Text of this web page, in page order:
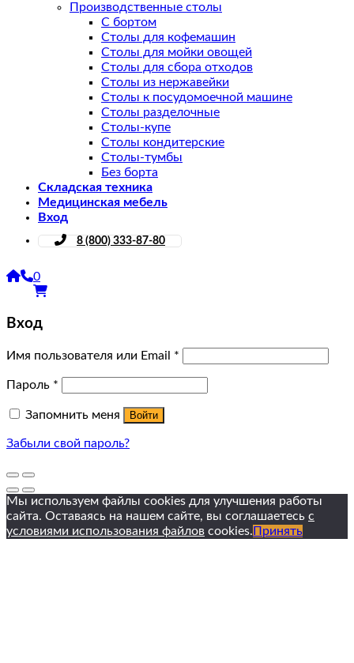
Производственные столы
С бортом
Столы для кофемашин
Столы для мойки овощей
Столы для сбора отходов
Столы из нержавейки
Столы к посудомоечной машине
Столы разделочные
Столы-купе
Столы кондитерские
Столы-тумбы
Без борта
Складская техника
Медицинская мебель
Вход
8 (800) 333-87-80
0
Вход
Имя пользователя или Email *
Пароль *
Запомнить меня Войти
Забыли свой пароль?
Мы используем файлы cookies для улучшения работы
сайта. Оставаясь на нашем сайте, вы соглашаетесь с
условиями использования файлов cookies. Принять